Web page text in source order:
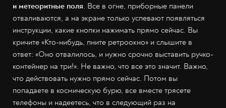
и метеоритные поля. Все в огне, приборные панели
отваливаются, а на экране только успевают появляться
инструкции, какие кнопки нажимать прямо сейчас. Вы
кричите «Кто-нибудь, пните ретроокно» и слышите в
ответ: «Оно отвалилось, и нужно срочно выставить ручко-
контейнер на три!». Не важно, что все это значит. Важно,
что действовать нужно прямо сейчас. Потом вы
попадаете в космическую бурю, все вместе трясете
телефоны и надеетесь, что в следующий раз на